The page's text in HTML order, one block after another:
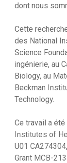
dont nous
Cette
des National
Science
ingénierie, au
Biology, au
Beckman
Technology.
Ce travail a
Institutes of
U01
Grant MCB-